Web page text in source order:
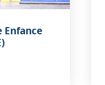
Enfance